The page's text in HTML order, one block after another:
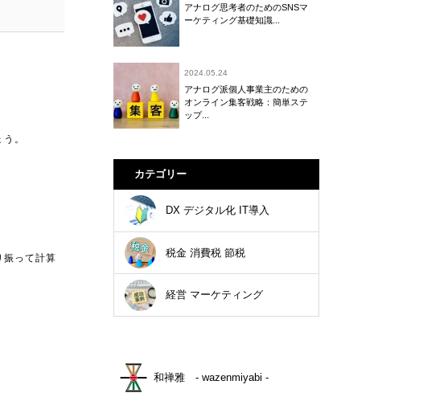
。
振って計算
アナログ思考者のためのSNSマ
ーケティング基礎知識...
2024.05.24
アナログ派個人事業主のための
オンライン集客戦略：簡単ステ
ップ...
カテゴリー
DX デジタル化 IT導入
税金 消費税 節税
経営 マーケティング
和禅雅 - wazenmiyabi -